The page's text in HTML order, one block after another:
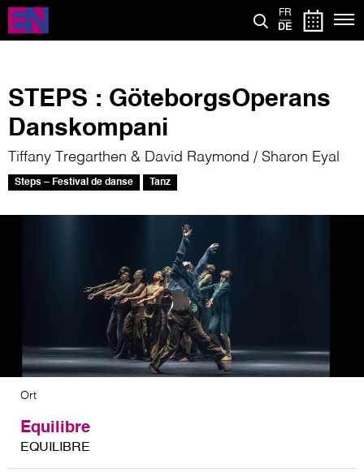
Direkt
zum
Inhalt
FR
DE
STEPS : GöteborgsOperans
Danskompani
Tiffany Tregarthen & David Raymond / Sharon Eyal
Steps – Festival de danse Tanz
Ort
Equilibre
EQUILIBRE